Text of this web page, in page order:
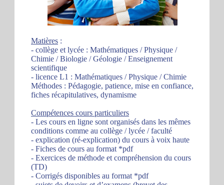
Matières :
- collège et lycée : Mathématiques / Physique /
Chimie / Biologie / Géologie / Enseignement
scientifique
- licence L1 : Mathématiques / Physique / Chimie
Méthodes : Pédagogie, patience, mise en confiance,
fiches récapitulatives, dynamisme
Compétences cours particuliers
- Les cours en ligne sont organisés dans les mêmes
conditions comme au collège / lycée / faculté
- explication (ré-explication) du cours à voix haute
- Fiches de cours au format *pdf
- Exercices de méthode et compréhension du cours
(TD)
- Corrigés disponibles au format *pdf